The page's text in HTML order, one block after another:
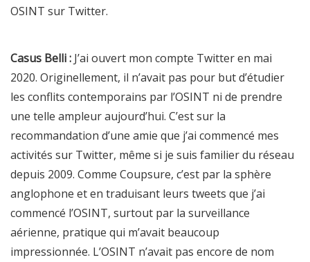
OSINT sur Twitter.
Casus Belli : J’ai ouvert mon compte Twitter en mai
2020. Originellement, il n’avait pas pour but d’étudier
les conflits contemporains par l’OSINT ni de prendre
une telle ampleur aujourd’hui. C’est sur la
recommandation d’une amie que j’ai commencé mes
activités sur Twitter, même si je suis familier du réseau
depuis 2009. Comme Coupsure, c’est par la sphère
anglophone et en traduisant leurs tweets que j’ai
commencé l’OSINT, surtout par la surveillance
aérienne, pratique qui m’avait beaucoup
impressionnée. L’OSINT n’avait pas encore de nom